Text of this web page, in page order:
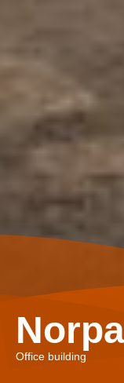
Office building